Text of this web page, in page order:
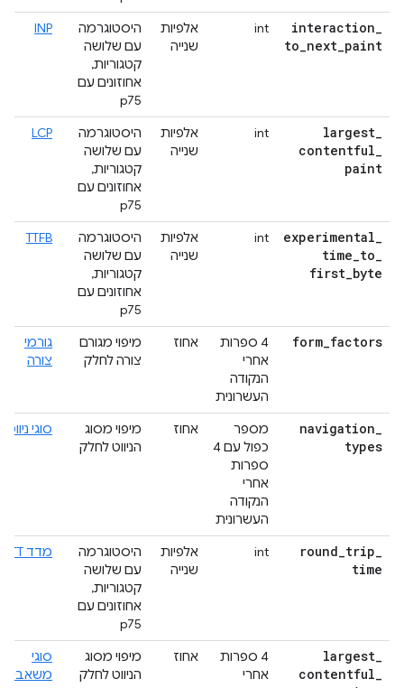
interaction_
to_next_paint
int
אלפיות
שנייה
היסטוגרמה
עם שלושה
קטגוריות,
אחוזונים עם
p75
INP
largest_
contentful_
paint
int
אלפיות
שנייה
היסטוגרמה
עם שלושה
קטגוריות,
אחוזונים עם
p75
LCP
experimental_
time_to_
first_byte
int
אלפיות
שנייה
היסטוגרמה
עם שלושה
קטגוריות,
אחוזונים עם
p75
TTFB
form_factors
4 ספרות
אחרי
הנקודה
העשרונית
אחוז
מיפוי מגורם
צורה לחלק
גורמי
צורה
navigation_
types
מספר
כפול עם 4
ספרות
אחרי
הנקודה
העשרונית
אחוז
מיפוי מסוג
הניווט לחלק
סוגי ניווט
round_trip_
time
int
אלפיות
שנייה
היסטוגרמה
עם שלושה
קטגוריות,
אחוזונים עם
p75
מדד RTT
largest_
contentful_
4 ספרות
אחרי
אחוז
מיפוי מסוג
הניווט לחלק
סוגי
משאבים